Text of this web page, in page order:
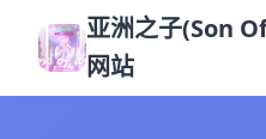
亚洲之子(Son
网站